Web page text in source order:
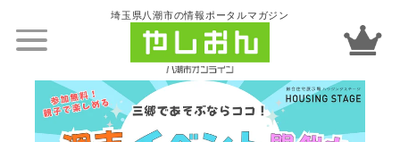
埼玉県八潮市の情報ポータルマガジン